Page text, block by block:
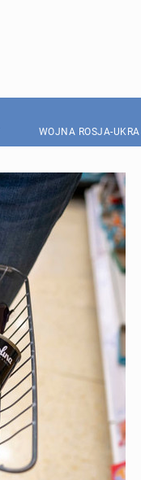
WOJNA ROSJA-